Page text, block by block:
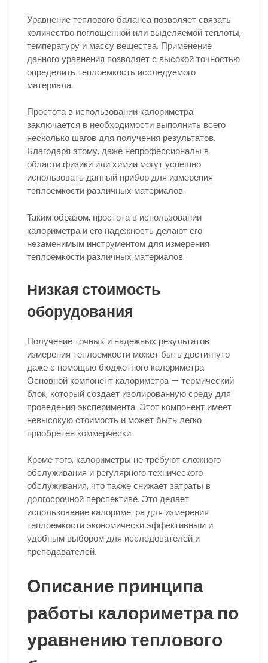
Уравнение теплового баланса позволяет связать
количество поглощенной или выделяемой теплоты,
температуру и массу вещества. Применение
данного уравнения позволяет с высокой точностью
определить теплоемкость исследуемого
материала.
Простота в использовании калориметра
заключается в необходимости выполнить всего
несколько шагов для получения результатов.
Благодаря этому, даже непрофессионалы в
области физики или химии могут успешно
использовать данный прибор для измерения
теплоемкости различных материалов.
Таким образом, простота в использовании
калориметра и его надежность делают его
незаменимым инструментом для измерения
теплоемкости различных материалов.
Низкая стоимость
оборудования
Получение точных и надежных результатов
измерения теплоемкости может быть достигнуто
даже с помощью бюджетного калориметра.
Основной компонент калориметра — термический
блок, который создает изолированную среду для
проведения эксперимента. Этот компонент имеет
невысокую стоимость и может быть легко
приобретен коммерчески.
Кроме того, калориметры не требуют сложного
обслуживания и регулярного технического
обслуживания, что также снижает затраты в
долгосрочной перспективе. Это делает
использование калориметра для измерения
теплоемкости экономически эффективным и
удобным выбором для исследователей и
преподавателей.
Описание принципа
работы калориметра по
уравнению теплового